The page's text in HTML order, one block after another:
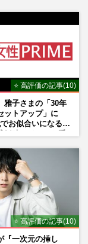
⭐ 高評価の記事(10)
雅子さまの「30年
ットアップ」に
でお似合いになる〉
⭐ 高評価の記事(10)
『一次元の挿し